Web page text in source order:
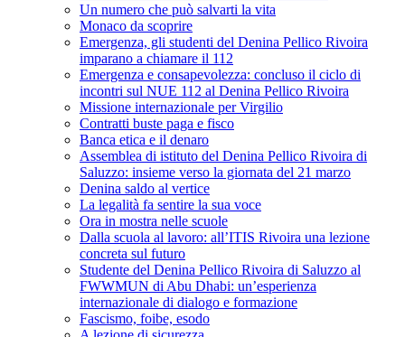
Un numero che può salvarti la vita
Monaco da scoprire
Emergenza, gli studenti del Denina Pellico Rivoira
imparano a chiamare il 112
Emergenza e consapevolezza: concluso il ciclo di
incontri sul NUE 112 al Denina Pellico Rivoira
Missione internazionale per Virgilio
Contratti buste paga e fisco
Banca etica e il denaro
Assemblea di istituto del Denina Pellico Rivoira di
Saluzzo: insieme verso la giornata del 21 marzo
Denina saldo al vertice
La legalità fa sentire la sua voce
Ora in mostra nelle scuole
Dalla scuola al lavoro: all’ITIS Rivoira una lezione
concreta sul futuro
Studente del Denina Pellico Rivoira di Saluzzo al
FWWMUN di Abu Dhabi: un’esperienza
internazionale di dialogo e formazione
Fascismo, foibe, esodo